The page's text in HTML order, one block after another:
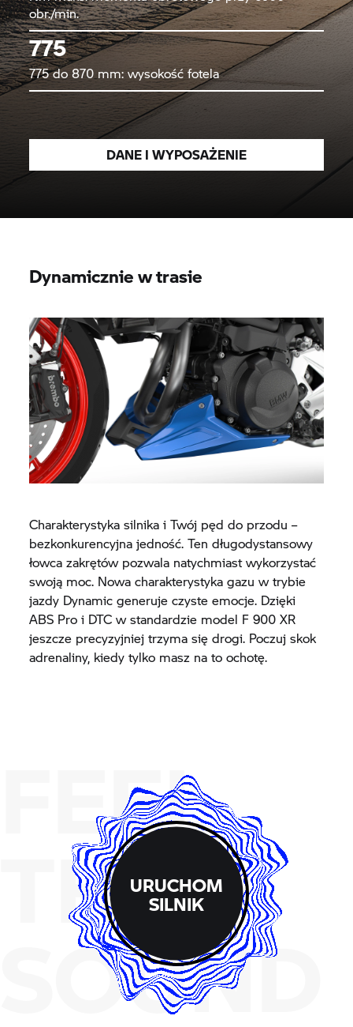
obr./min.
775
775 do 870 mm: wysokość fotela
DANE I WYPOSAŻENIE
Dynamicznie w trasie
Charakterystyka silnika i Twój pęd do przodu –
bezkonkurencyjna jedność. Ten długodystansowy
łowca zakrętów pozwala natychmiast wykorzystać
swoją moc. Nowa charakterystyka gazu w trybie
jazdy Dynamic generuje czyste emocje. Dzięki
ABS Pro i DTC w standardzie model F 900 XR
jeszcze precyzyjniej trzyma się drogi. Poczuj skok
adrenaliny, kiedy tylko masz na to ochotę.
FEEL
THE
SOUND
URUCHOM
SILNIK